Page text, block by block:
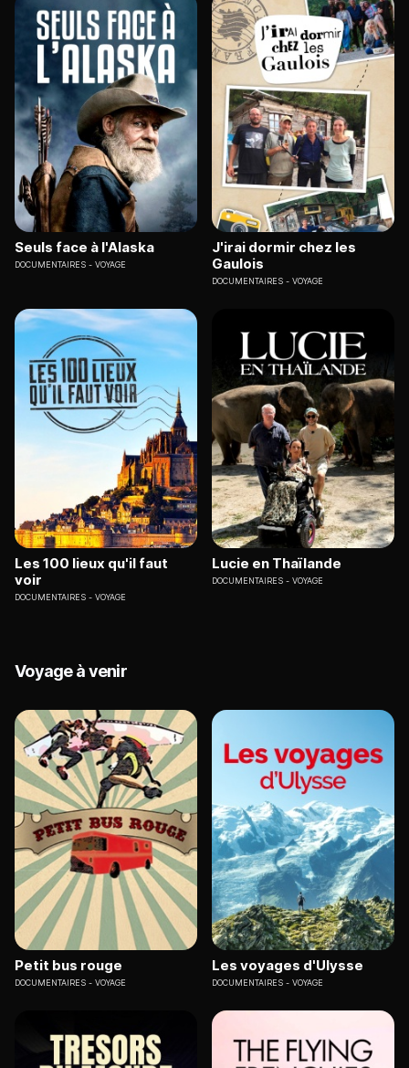
Seuls face à l'Alaska
DOCUMENTAIRES VOYAGE
J'irai dormir chez les
Gaulois
DOCUMENTAIRES VOYAGE
Les 100 lieux qu'il faut
voir
DOCUMENTAIRES VOYAGE
Lucie en Thaïlande
DOCUMENTAIRES VOYAGE
Voyage à venir
Petit bus rouge
DOCUMENTAIRES VOYAGE
Les voyages d'Ulysse
DOCUMENTAIRES VOYAGE